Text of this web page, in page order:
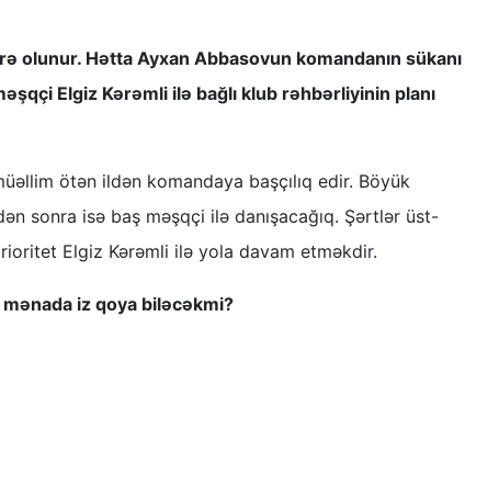
olunur. Hətta Ayxan Abbasovun komandanın sükanı
Elgiz Kərəmli ilə bağlı klub rəhbərliyinin planı
ötən ildən komandaya başçılıq edir. Böyük
sonra isə baş məşqçi ilə danışacağıq. Şərtlər üst-
Elgiz Kərəmli ilə yola davam etməkdir.
iz qoya biləcəkmi?